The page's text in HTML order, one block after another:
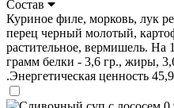
Состав
Куриное филе, морковь, лук
перец черный молотый,
растительное, вермишель. На
грамм белки - 3,6 гр., жиры,
.Энергетическая ценность